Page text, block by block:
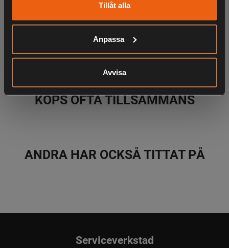
Tillåt alla
Anpassa
Avvisa
Skapar en skyddszon på ca 20 m²
- Färg: grön
Innehåller:
1 st MR300C24 Portabelt Myggskydd
LIKNANDE PRODUKTER
KÖPS OFTA TILLSAMMANS
ANDRA HAR OCKSÅ TITTAT PÅ
Serviceverkstad